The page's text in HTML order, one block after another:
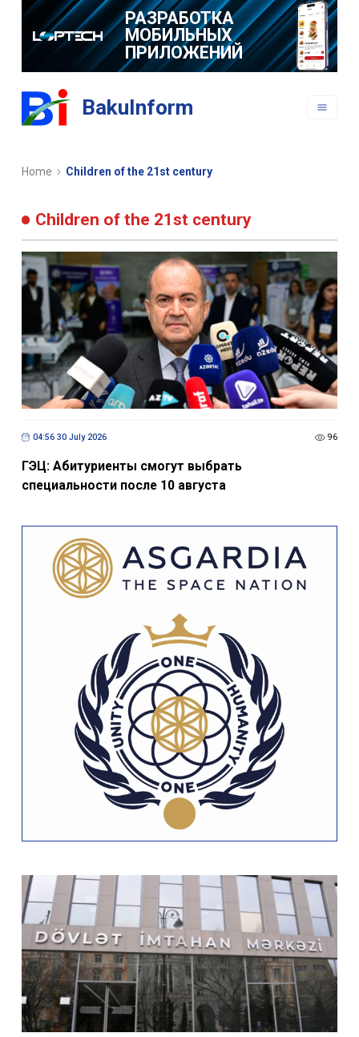
РАЗРАБОТКА
МОБИЛЬНЫХ
ПРИЛОЖЕНИЙ
BakuInform
Home Children of the 21st century
Children of the 21st century
04:56 30 July 2026 96
ГЭЦ: Абитуриенты смогут выбрать
специальности после 10 августа